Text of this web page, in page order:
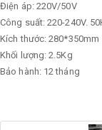
Điện áp: 220V/50V
Công suất: 220-240V.
Kích thước: 280*350mm
Khối lượng: 2.5Kg
Bảo hành: 12 tháng